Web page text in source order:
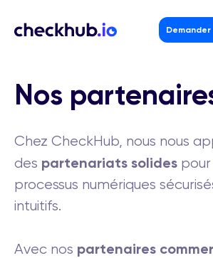
Demander
Nos
Chez CheckHub, nous nous
des partenariats solides
processus numériques
intuitifs.
Avec nos partenaires